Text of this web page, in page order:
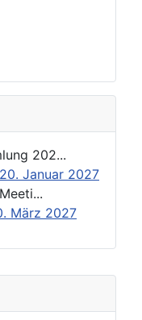
202...
Januar 2027
März 2027